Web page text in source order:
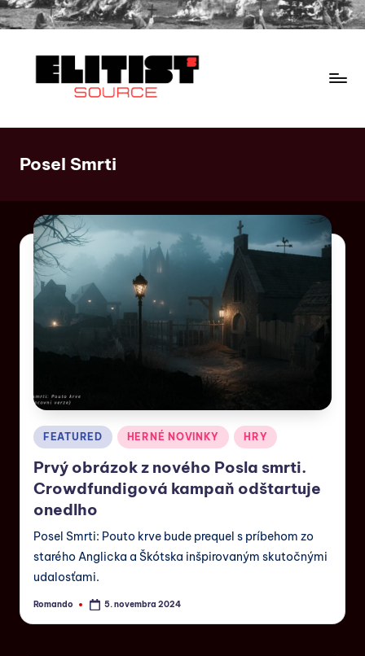
Posel Smrti
FEATURED HERNÉ NOVINKY HRY
Prvý obrázok z nového Posla smrti.
Crowdfundigová kampaň odštartuje
onedlho
Posel Smrti: Pouto krve bude prequel s príbehom zo
starého Anglicka a Škótska inšpirovaným skutočnými
udalosťami.
Romando 5. novembra 2024